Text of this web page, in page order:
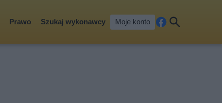
Prawo Szukaj wykonawcy Moje konto
cebkaj